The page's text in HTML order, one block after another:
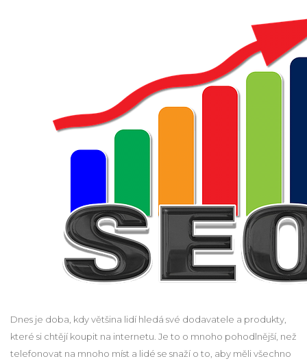
Dnes je doba, kdy většina lidí hledá své dodavatele a produkty,
které si chtějí koupit na internetu. Je to o mnoho pohodlnější, než
telefonovat na mnoho míst a lidé se snaží o to, aby měli všechno